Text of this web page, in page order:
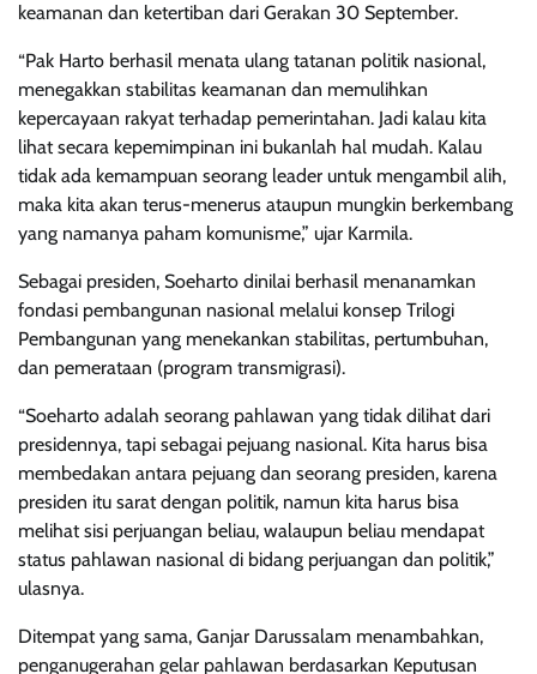
keamanan dan ketertiban dari Gerakan 30 September.
“Pak Harto berhasil menata ulang tatanan politik nasional,
menegakkan stabilitas keamanan dan memulihkan
kepercayaan rakyat terhadap pemerintahan. Jadi kalau kita
lihat secara kepemimpinan ini bukanlah hal mudah. Kalau
tidak ada kemampuan seorang leader untuk mengambil alih,
maka kita akan terus-menerus ataupun mungkin berkembang
yang namanya paham komunisme,” ujar Karmila.
Sebagai presiden, Soeharto dinilai berhasil menanamkan
fondasi pembangunan nasional melalui konsep Trilogi
Pembangunan yang menekankan stabilitas, pertumbuhan,
dan pemerataan (program transmigrasi).
“Soeharto adalah seorang pahlawan yang tidak dilihat dari
presidennya, tapi sebagai pejuang nasional. Kita harus bisa
membedakan antara pejuang dan seorang presiden, karena
presiden itu sarat dengan politik, namun kita harus bisa
melihat sisi perjuangan beliau, walaupun beliau mendapat
status pahlawan nasional di bidang perjuangan dan politik,”
ulasnya.
Ditempat yang sama, Ganjar Darussalam menambahkan,
penganugerahan gelar pahlawan berdasarkan Keputusan